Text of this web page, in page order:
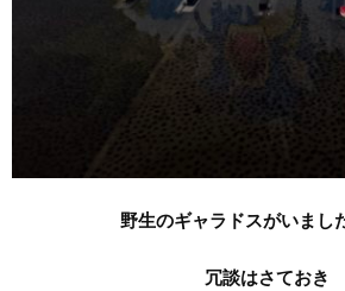
野生のギャラドスがいまし
冗談はさておき